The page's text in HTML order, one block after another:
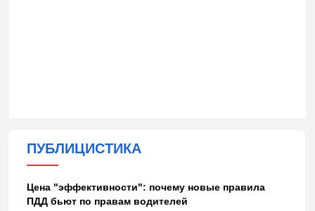
ПУБЛИЦИСТИКА
Цена "эффективности": почему новые правила
ПДД бьют по правам водителей